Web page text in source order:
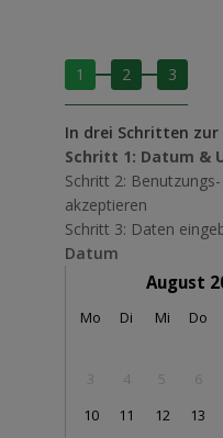
1 2 3
In drei Schritten
Schritt 1: Datum &
Schritt 2:
akzeptieren
Schritt 3: Daten
Datum
August
Montag
Mo Dienstag
Di Mittwoch
Mi Do
3
4 5 6
10
11 12 13